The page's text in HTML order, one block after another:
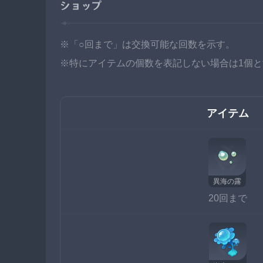
ショップ
※「○回まで」は交換可能な回数を示す。
※特にアイテムの個数を表記しない場合は1個
アイテム
異海の露
20回まで